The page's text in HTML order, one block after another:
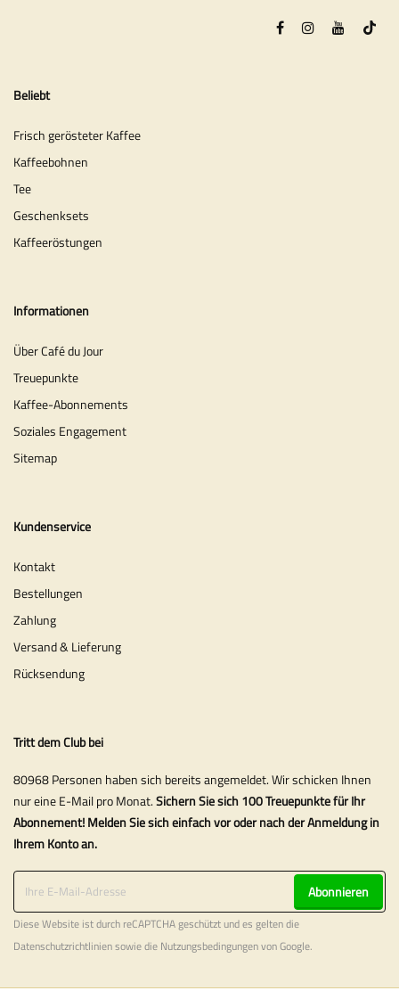
Beliebt
Frisch gerösteter Kaffee
Kaffeebohnen
Tee
Geschenksets
Kaffeeröstungen
Informationen
Über Café du Jour
Treuepunkte
Kaffee-Abonnements
Soziales Engagement
Sitemap
Kundenservice
Kontakt
Bestellungen
Zahlung
Versand & Lieferung
Rücksendung
Tritt dem Club bei
80968 Personen haben sich bereits angemeldet. Wir schicken Ihnen
nur eine E-Mail pro Monat.Sichern Sie sich 100 Treuepunkte für Ihr
Abonnement! Melden Sie sich einfach vor oder nach der Anmeldung in
Ihrem Konto an.
Abonnieren
Diese Website ist durch reCAPTCHA geschützt und es gelten die
Datenschutzrichtliniensowie die Nutzungsbedingungenvon Google.